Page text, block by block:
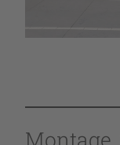
Montage,